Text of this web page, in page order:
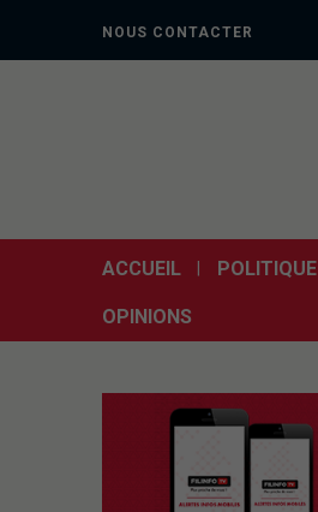
NOUS CONTACTER
ACCUEIL POLITIQUE
OPINIONS